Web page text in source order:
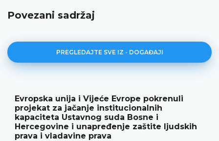
Povezani sadržaj
PREGLEDAJTE SVE IZ - DOGAĐAJI
Evropska unija i Vijeće Evrope pokrenuli
projekat za jačanje institucionalnih
kapaciteta Ustavnog suda Bosne i
Hercegovine i unapređenje zaštite ljudskih
prava i vladavine prava